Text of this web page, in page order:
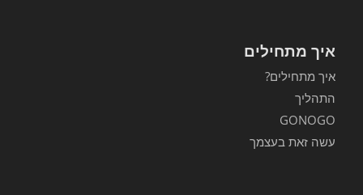
איך מתחילים
איך מתחילים?
התהליך
GONOGO
עשה זאת בעצמך